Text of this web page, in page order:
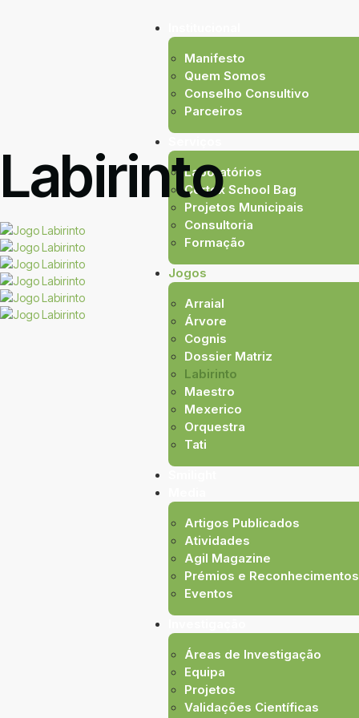
Manifesto
Quem Somos
Conselho Consultivo
Parceiros
Laboratórios
Córtex School Bag
Projetos Municipais
Consultoria
Formação
Jogos
Arraial
Árvore
Cognis
Dossier Matriz
Labirinto
Maestro
Mexerico
Orquestra
Tati
Artigos Publicados
Atividades
Agil Magazine
Prémios e Reconhecimentos
Eventos
Áreas de Investigação
Equipa
Projetos
Validações Científicas
Labirinto